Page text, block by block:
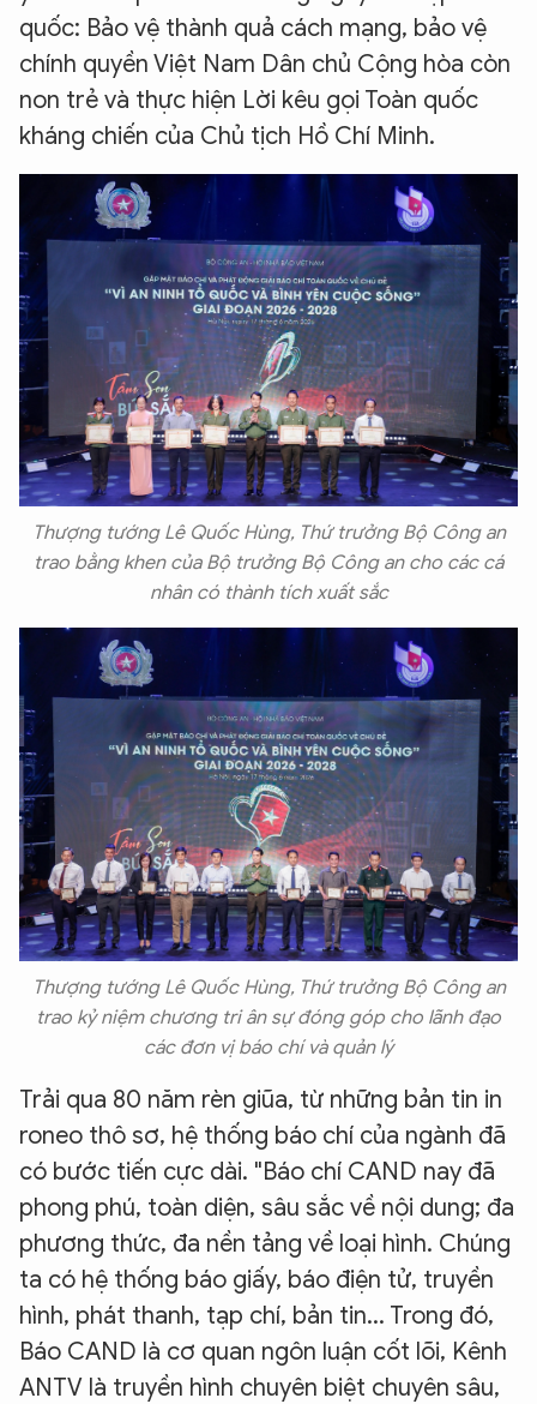
quốc: Bảo vệ thành quả cách mạng, bảo vệ
chính quyền Việt Nam Dân chủ Cộng hòa còn
non trẻ và thực hiện Lời kêu gọi Toàn quốc
kháng chiến của Chủ tịch Hồ Chí Minh.
Thượng tướng Lê Quốc Hùng, Thứ trưởng Bộ Công an
trao bằng khen của Bộ trưởng Bộ Công an cho các cá
nhân có thành tích xuất sắc
Thượng tướng Lê Quốc Hùng, Thứ trưởng Bộ Công an
trao kỷ niệm chương tri ân sự đóng góp cho lãnh đạo
các đơn vị báo chí và quản lý
Trải qua 80 năm rèn giũa, từ những bản tin in
roneo thô sơ, hệ thống báo chí của ngành đã
có bước tiến cực dài. "Báo chí CAND nay đã
phong phú, toàn diện, sâu sắc về nội dung; đa
phương thức, đa nền tảng về loại hình. Chúng
ta có hệ thống báo giấy, báo điện tử, truyền
hình, phát thanh, tạp chí, bản tin... Trong đó,
Báo CAND là cơ quan ngôn luận cốt lõi, Kênh
ANTV là truyền hình chuyên biệt chuyên sâu,